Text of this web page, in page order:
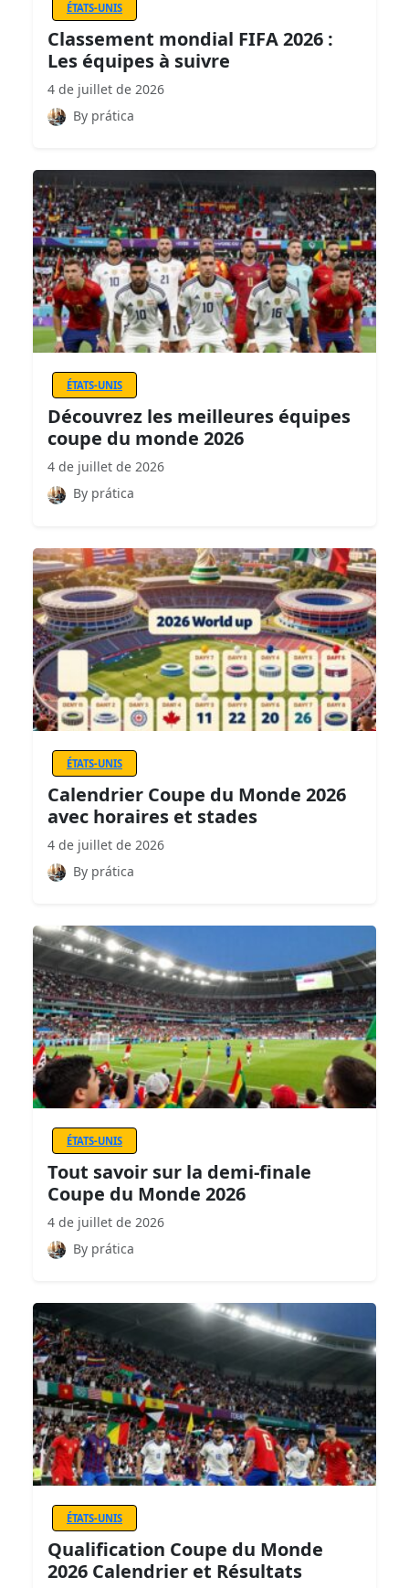
ÉTATS-UNIS
Classement mondial FIFA 2026 :
Les équipes à suivre
4 de juillet de 2026
By prática
ÉTATS-UNIS
Découvrez les meilleures équipes
coupe du monde 2026
4 de juillet de 2026
By prática
ÉTATS-UNIS
Calendrier Coupe du Monde 2026
avec horaires et stades
4 de juillet de 2026
By prática
ÉTATS-UNIS
Tout savoir sur la demi-finale
Coupe du Monde 2026
4 de juillet de 2026
By prática
ÉTATS-UNIS
Qualification Coupe du Monde
2026 Calendrier et Résultats